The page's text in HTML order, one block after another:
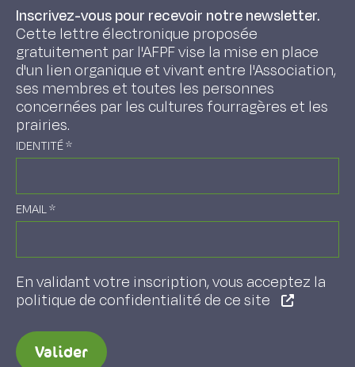
Inscrivez-vous pour recevoir notre newsletter.
Cette lettre électronique proposée
gratuitement par l'AFPF vise la mise en place
d'un lien organique et vivant entre l'Association,
ses membres et toutes les personnes
concernées par les cultures fourragères et les
prairies.
IDENTITÉ*
EMAIL*
En validant votre inscription, vous acceptez la
politique de confidentialité de ce site
Valider